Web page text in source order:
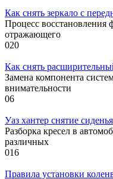
Как снять зеркало с
Процесс восстановления
отражающего
020
Как снять
Замена компонента
внимательности
06
Уаз хантер снятие сиденья
Разборка кресел в
различных
016
Правила установки